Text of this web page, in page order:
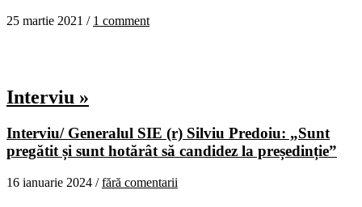
25 martie 2021 / 1 comment
Interviu »
Interviu/ Generalul SIE (r) Silviu Predoiu: „Sunt
pregătit și sunt hotărât să candidez la președinție”
16 ianuarie 2024 /fără comentarii